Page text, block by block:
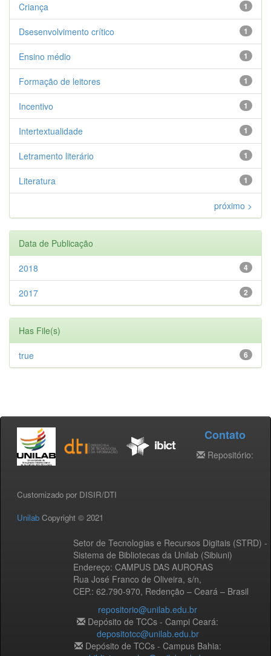
1
Criança
1
Dsesenvolvimento crítico
1
Ensino médio
1
Formação de leitores
1
Incentivo
1
Intertextualidade
1
Letramento literário
1
Literatura
próximo >
Data de Publicação
4
2018
2
2017
Has File(s)
6
true
Customizado por DISIR/DTI
Unilab Copyright © 2021
Setor de Tecnologias e Recursos Digitais (STRD) -
Sistema de Bibliotecas da Unilab (Sibiuni)
Endereço: CAMPUS DAS AURORAS
Rua José Franco de Oliveira, s/n,
CEP.: 62.790-970, Redenção – Ceará – Brasil
Contato
Repositório:
repositorio@unilab.edu.br
Depósito de TCCs - Campi Ceará:
depositotcc@unilab.edu.br
Depósito de TCCs - Campus Bahia: